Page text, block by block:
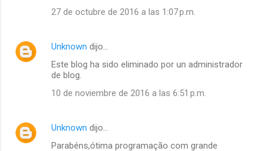
27 de octubre de 2016 a las 1:07 p.m.
Unknown dijo…
Este blog ha sido eliminado por un administrador
de blog.
10 de noviembre de 2016 a las 6:51 p.m.
Unknown dijo…
Parabéns,ótima programação com grande